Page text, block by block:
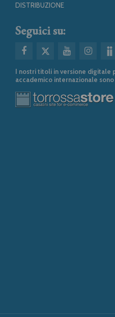
DISTRIBUZIONE
Seguici su:
I nostri titoli in versione digitale
accademico internazionale